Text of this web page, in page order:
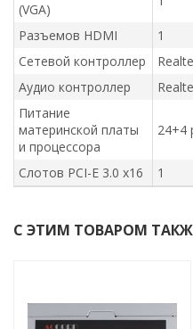
(VGA)
Разъемов HDMI
1
Сетевой контроллер
Аудио контроллер
Питание
материнской платы
и процессора
24+4
Слотов PCI-E 3.0 x16 1
С ЭТИМ ТОВАРОМ